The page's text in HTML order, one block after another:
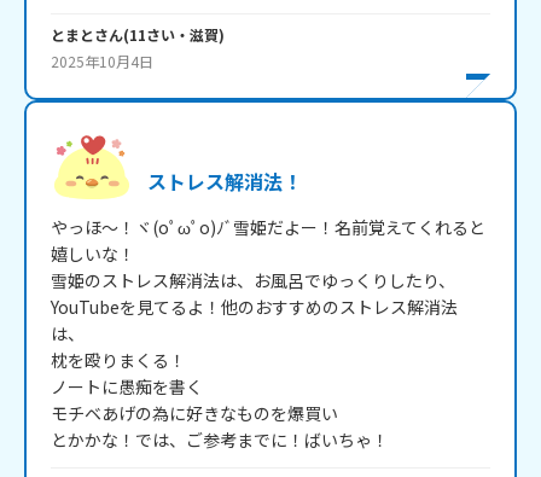
とまとさん(11さい・ 滋賀)
2025年10月4日
ストレス解消法！
やっほ～！ヾ(oﾟωﾟo)ﾉﾞ雪姫だよー！名前覚えてくれると
嬉しいな！
雪姫のストレス解消法は、お風呂でゆっくりしたり、
YouTubeを見てるよ！他のおすすめのストレス解消法
は、
枕を殴りまくる！
ノートに愚痴を書く
モチベあげの為に好きなものを爆買い
とかかな！では、ご参考までに！ばいちゃ！